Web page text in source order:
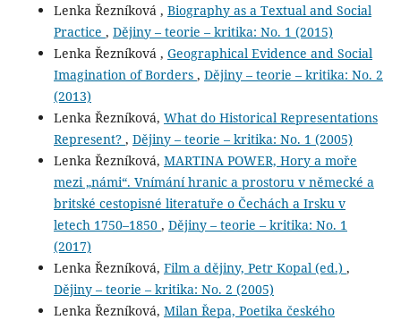
Lenka Řezníková , Biography as a Textual and Social
Practice , Dějiny – teorie – kritika: No. 1 (2015)
Lenka Řezníková , Geographical Evidence and Social
Imagination of Borders , Dějiny – teorie – kritika: No. 2
(2013)
Lenka Řezníková, What do Historical Representations
Represent? , Dějiny – teorie – kritika: No. 1 (2005)
Lenka Řezníková, MARTINA POWER, Hory a moře
mezi „námi“. Vnímání hranic a prostoru v německé a
britské cestopisné literatuře o Čechách a Irsku v
letech 1750–1850 , Dějiny – teorie – kritika: No. 1
(2017)
Lenka Řezníková, Film a dějiny, Petr Kopal (ed.) ,
Dějiny – teorie – kritika: No. 2 (2005)
Lenka Řezníková, Milan Řepa, Poetika českého